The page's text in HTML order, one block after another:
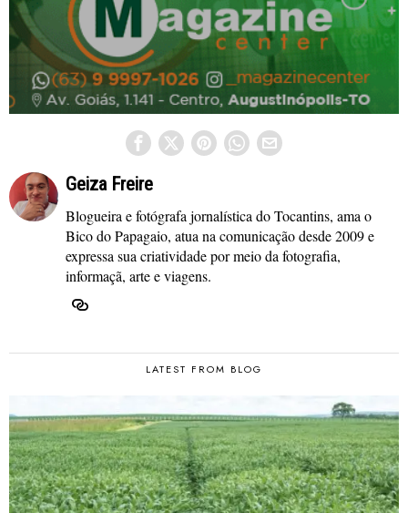
Geiza Freire
Blogueira e fotógrafa jornalística do Tocantins, ama o
Bico do Papagaio, atua na comunicação desde 2009 e
expressa sua criatividade por meio da fotografia,
informaçã, arte e viagens.
LATEST FROM BLOG